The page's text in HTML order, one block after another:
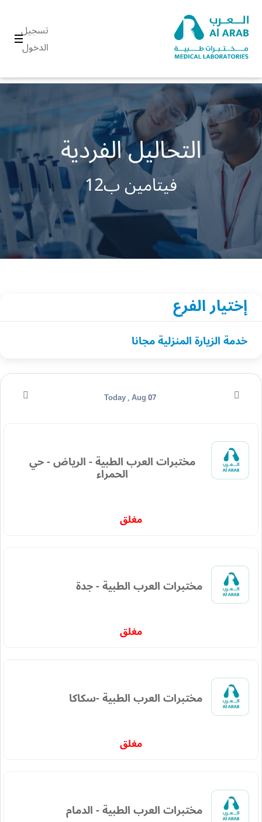
تسجيل
الدخول
التحاليل الفردية
فيتامين ب12
إختيار الفرع
خدمة الزيارة المنزلية مجانا
مختبرات العرب الطبية - الرياض - حي
الحمراء
مغلق
مختبرات العرب الطبية - جدة
مغلق
مختبرات العرب الطبية -سكاكا
مغلق
مختبرات العرب الطبية - الدمام